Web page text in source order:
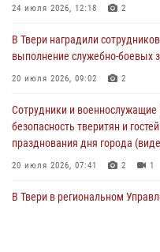
22 июля 2026, 08:35
Представители Росгвардии
мероприятие для
(видео)
24 июля 2026, 12:18 2
В Твери наградили
выполнение служебно-боевых
20 июля 2026, 09:02 2
Сотрудники и военнослужащие
безопасность тверитян и
празднования дня города
20 июля 2026, 07:41 2 1
В Твери в региональном